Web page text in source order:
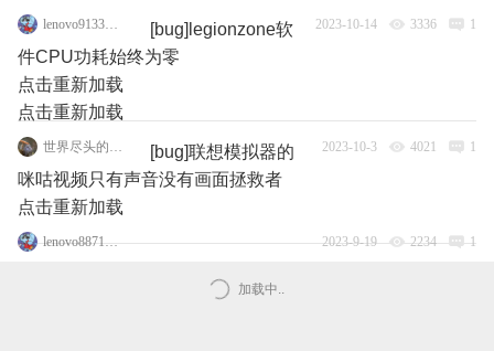
lenovo91339787 2023-10-14 3336 1
[bug]legionzone软
件CPU功耗始终为零
点击重新加载
点击重新加载
世界尽头的拯救者 2023-10-3 4021 1
[bug]联想模拟器的
咪咕视频只有声音没有画面拯救者
点击重新加载
lenovo88713270 2023-9-19 2234 1
加载中..